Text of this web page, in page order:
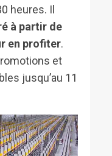
heures. Il
à partir de
en profiter.
et
jusqu’au 11